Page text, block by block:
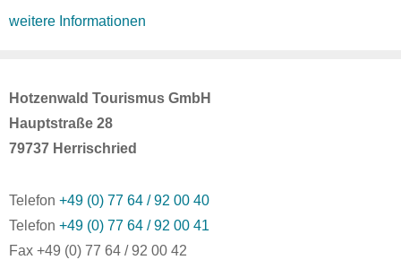
weitere Informationen
Hotzenwald Tourismus GmbH
Hauptstraße 28
79737 Herrischried
Telefon +49 (0) 77 64 / 92 00 40
Telefon +49 (0) 77 64 / 92 00 41
Fax +49 (0) 77 64 / 92 00 42